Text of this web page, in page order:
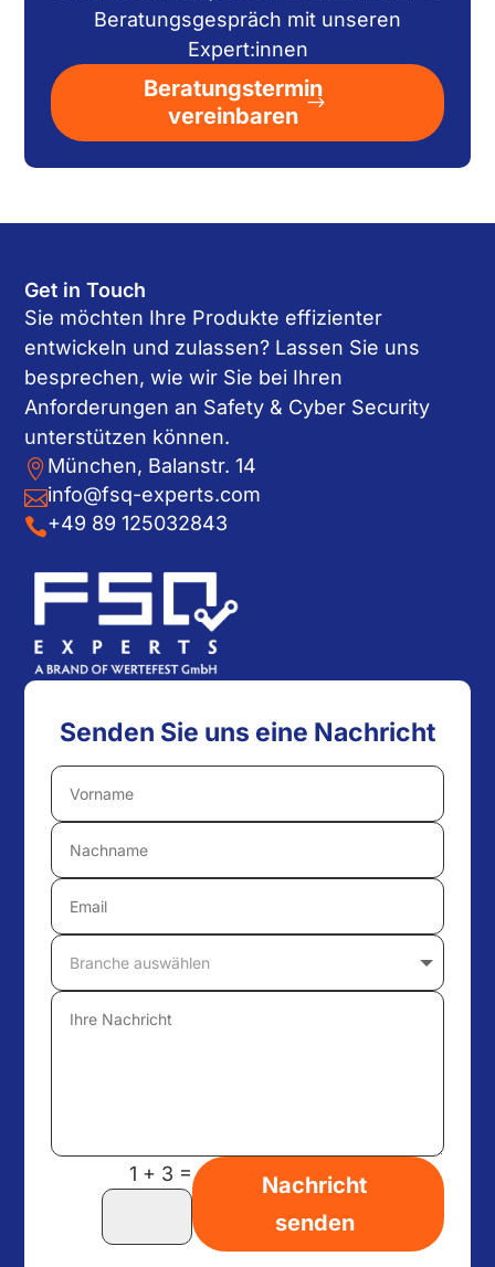
Beratungsgespräch mit unseren
Expert:innen
Beratungstermin
vereinbaren
Get in Touch
Sie möchten Ihre Produkte effizienter
entwickeln und zulassen? Lassen Sie uns
besprechen, wie wir Sie bei Ihren
Anforderungen an Safety & Cyber Security
unterstützen können.
München, Balanstr. 14
info@fsq-experts.com
+49 89 125032843
Senden Sie uns eine Nachricht
1 + 3 =
Nachricht
senden